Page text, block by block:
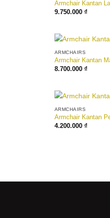
Armchair Kantan
9.750.000 ₫
ARMCHAIRS
Armchair Kantan
8.700.000 ₫
ARMCHAIRS
Armchair Kantan
4.200.000 ₫